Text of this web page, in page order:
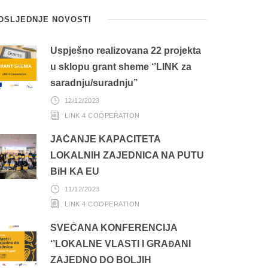
NOVOSTI
Uspješno realizovana 22 projekta
u sklopu grant sheme ‘’LINK za
saradnju/suradnju’’
12/12/2023
LINK 4 COOPERATION
JAČANJE KAPACITETA
LOKALNIH ZAJEDNICA NA PUTU
BiH KA EU
11/12/2023
LINK 4 COOPERATION
SVEČANA KONFERENCIJA
‘’LOKALNE VLASTI I GRAĐANI
ZAJEDNO DO BOLJIH